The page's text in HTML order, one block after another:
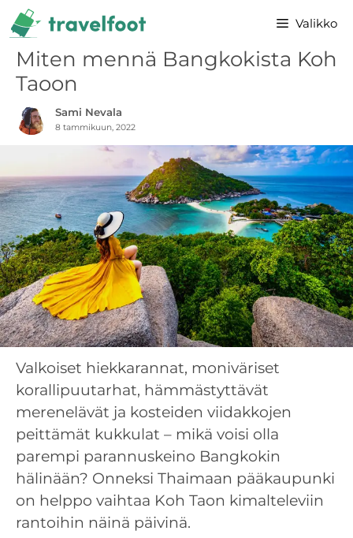
Siirry
sisältöön
Valikko
Miten mennä Bangkokista Koh
Taoon
Sami Nevala
8 tammikuun, 2022
Valkoiset hiekkarannat, moniväriset
korallipuutarhat, hämmästyttävät
merenelävät ja kosteiden viidakkojen
peittämät kukkulat – mikä voisi olla
parempi parannuskeino Bangkokin
hälinään? Onneksi Thaimaan pääkaupunki
on helppo vaihtaa Koh Taon kimalteleviin
rantoihin näinä päivinä.